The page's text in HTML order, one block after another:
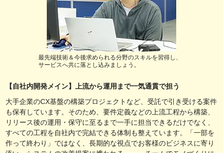
最先端技術＆今後求められる分野のスキルを習得し、
サービスへ共に落とし込みましょう。
【自社内開発メイン】上流から運用まで一気通貫で担う
大手企業のCX基盤の構築プロジェクトなど、受託で引き受ける案件
も保有しています。そのため、要件定義などの上流工程から構築、
リリース後の運用・保守に至るまで一手に担当できるだけでなく、
すべての工程を自社内で完結できる体制も整えています。「一部を
作って終わり」ではなく、長期的な視点でお客様のビジネスに寄り